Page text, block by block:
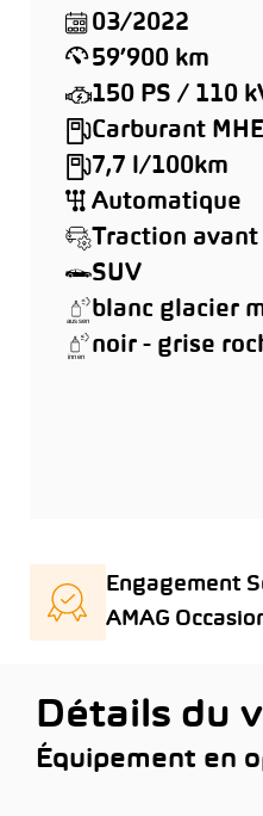
03/2022
59’900 km
150 PS / 110
Carburant
7,7 l/100km
Automatique
Traction avant
SUV
blanc glacier
noir - grise
Engagement
AMAG
Détails du
Équipement en